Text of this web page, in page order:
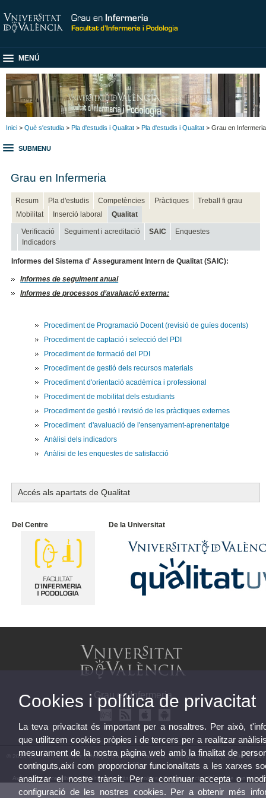
MENÚ
Inici > Què s'estudia > Pla d'estudis i Qualitat > Pla d'estudis i Qualitat > Grau en Infermeria
SUBMENU
Grau en Infermeria
Resum Pla d'estudis Competències Pràctiques
Treball fi grau
Mobilitat
Inserció laboral Qualitat
Verificació Seguiment i acreditació SAIC
Enquestes
Indicadors
Informes del Sistema d' Assegurament Intern de Qualitat (SAIC):
Informes de seguiment anual
Informes de processos d’avaluació externa:
Procediment de Programació Docent (revisió de guíes docents)
Procediment de captació i selecció del PDI
Procediment de formació del PDI
Procediment de gestió dels recursos materials
Procediment d'orientació acadèmica i professional
Procediment de mobilitat dels estudiants
Procediment de gestió i revisió de les pràctiques externes
Procediment d'avaluació de l'ensenyament-aprenentatge
Anàlisi dels indicadors
Anàlisi de les enquestes de satisfacció
Accés als apartats de Qualitat
Del Centre De la Universitat
Grau en Infermeria
© 2026 UV. - Av. Menéndez y Pelayo, s/n. 46010 València. Espanya. Telèfon: (+34) 96 386 41
82
Avís legal|Accessibilitat|Política privacitat|Cookies|Transparència|Bústia de contacte
Cookies i política de privacitat
La teva privacitat és important per a nosaltres. Per això,
que utilitzem cookies pròpies i de tercers per a realitzar
mesurament de la nostra pàgina web amb la finalitat de
continguts,així com proporcionar funcionalitats a les xarxes
analitzar el nostre trànsit. Per a continuar accepta o
configuració de les nostres cookies. Per a obtenir més